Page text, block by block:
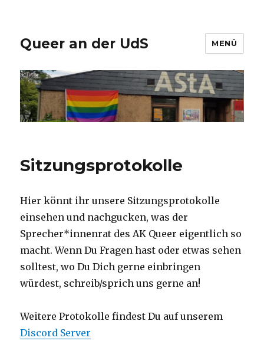
Queer an der UdS MENÜ
Sitzungsprotokolle
Hier könnt ihr unsere Sitzungsprotokolle
einsehen und nachgucken, was der
Sprecher*innenrat des AK Queer eigentlich so
macht. Wenn Du Fragen hast oder etwas sehen
solltest, wo Du Dich gerne einbringen
würdest, schreib/sprich uns gerne an!
Weitere Protokolle findest Du auf unserem
Discord Server